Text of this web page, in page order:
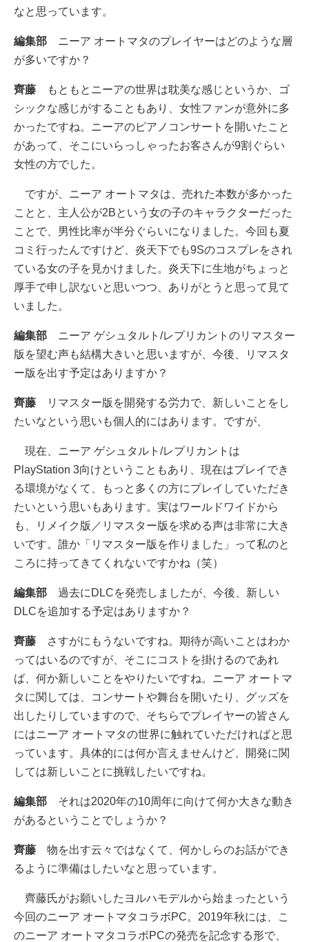
なと思っています。
編集部 ニーア オートマタのプレイヤーはどのような層
が多いですか？
齊藤 もともとニーアの世界は耽美な感じというか、ゴ
シックな感じがすることもあり、女性ファンが意外に多
かったですね。ニーアのピアノコンサートを開いたこと
があって、そこにいらっしゃったお客さんが9割ぐらい
女性の方でした。
ですが、ニーア オートマタは、売れた本数が多かった
ことと、主人公が2Bという女の子のキャラクターだった
ことで、男性比率が半分ぐらいになりました。今回も夏
コミ行ったんですけど、炎天下でも9Sのコスプレをされ
ている女の子を見かけました。炎天下に生地がちょっと
厚手で申し訳ないと思いつつ、ありがとうと思って見て
いました。
編集部 ニーア ゲシュタルト/レプリカントのリマスター
版を望む声も結構大きいと思いますが、今後、リマスタ
ー版を出す予定はありますか？
齊藤 リマスター版を開発する労力で、新しいことをし
たいなという思いも個人的にはあります。ですが、
現在、ニーア ゲシュタルト/レプリカントは
PlayStation 3向けということもあり、現在はプレイでき
る環境がなくて、もっと多くの方にプレイしていただき
たいという思いもあります。実はワールドワイドから
も、リメイク版／リマスター版を求める声は非常に大き
いです。誰か「リマスター版を作りました」って私のと
ころに持ってきてくれないですかね（笑）
編集部 過去にDLCを発売しましたが、今後、新しい
DLCを追加する予定はありますか？
齊藤 さすがにもうないですね。期待が高いことはわか
ってはいるのですが、そこにコストを掛けるのであれ
ば、何か新しいことをやりたいですね。ニーア オートマ
タに関しては、コンサートや舞台を開いたり、グッズを
出したりしていますので、そちらでプレイヤーの皆さん
にはニーア オートマタの世界に触れていただければと思
っています。具体的には何か言えませんけど、開発に関
しては新しいことに挑戦したいですね。
編集部 それは2020年の10周年に向けて何か大きな動き
があるということでしょうか？
齊藤 物を出す云々ではなくて、何かしらのお話ができ
るように準備はしたいなと思っています。
齊藤氏がお願いしたヨルハモデルから始まったという
今回のニーア オートマタコラボPC。2019年秋には、こ
のニーア オートマタコラボPCの発売を記念する形で、